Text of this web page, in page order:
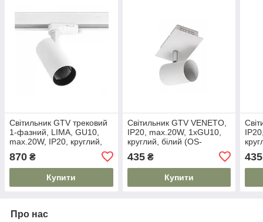
Світильник GTV трековий
1-фазний, LIMA, GU10,
max.20W, IP20, круглий,
білий (XLT-LMAGU10OB-
NB)
870 ₴
Купити
Світильник GTV VENETO,
IP20, max.20W, 1xGU10,
круглий, білий (OS-
435₴
Купити
435
Про нас